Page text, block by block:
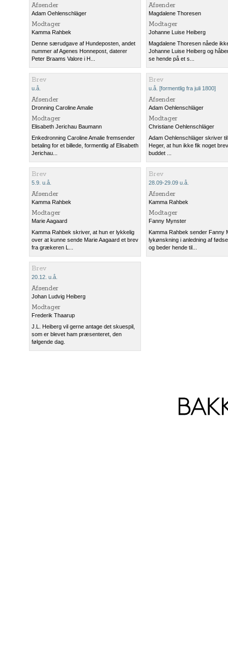
Afsender
Adam Oehlenschläger
Modtager
Kamma Rahbek
Denne særudgave af Hundeposten, andet
nummer af Agenes Honnepost, daterer
Peter Braams Valore i H...
Afsender
Magdalene Thoresen
Modtager
Johanne Luise Heiberg
Magdalene Thoresen nåede
Johanne Luise Heiberg og
se hende på et s...
Brev
u.å.
Afsender
Dronning Caroline Amalie
Modtager
Elisabeth Jerichau Baumann
Enkedronning Caroline Amalie fremsender
betaling for et billede, formentlig af Elisabeth
Jerichau...
Brev
u.å. [formentlig fra juli 1800]
Afsender
Adam Oehlenschläger
Modtager
Christiane Oehlenschläger
Adam Oehlenschläger skriver
Heger, at hun ikke fik noget
buddet ...
Brev
5.9. u.å.
Afsender
Kamma Rahbek
Modtager
Marie Aagaard
Kamma Rahbek skriver, at hun er lykkelig
over at kunne sende Marie Aagaard et brev
fra grækeren L...
Brev
28.09-29.09 u.å.
Afsender
Kamma Rahbek
Modtager
Fanny Mynster
Kamma Rahbek sender Fanny
lykønskning i anledning af
og beder hende til...
Brev
20.12. u.å.
Afsender
Johan Ludvig Heiberg
Modtager
Frederik Thaarup
J.L. Heiberg vil gerne antage det skuespil,
som er blevet ham præsenteret, den
følgende dag.